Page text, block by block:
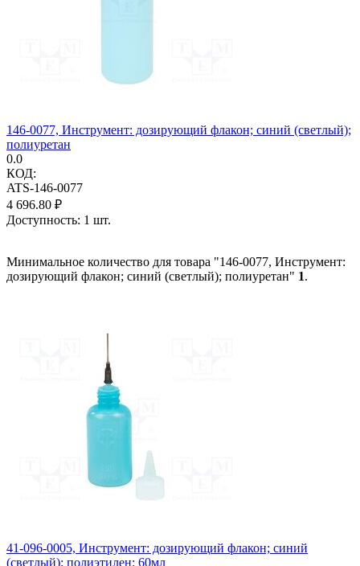
146-0077, Инструмент: дозирующий флакон; синий (светлый);
полиуретан
0.0
КОД:
ATS-146-0077
4 696.80 ₽
Доступность: 1 шт.
Минимальное количество для товара "146-0077, Инструмент:
дозирующий флакон; синий (светлый); полиуретан" 1.
41-096-0005, Инструмент: дозирующий флакон; синий
(светлый); полиэтилен; 60мл